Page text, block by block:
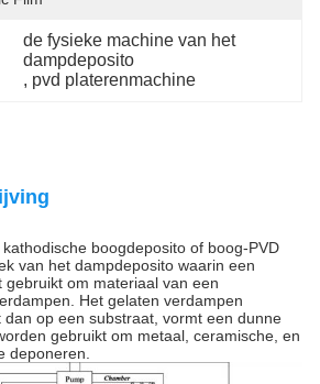
de fysieke machine van het
dampdeposito
, pvd platerenmachine
boogdeposito of boog-PVD
van het dampdeposito waarin een
gebruikt om materiaal van een
Het gelaten verdampen
op een substraat, vormt een dunne
gebruikt om metaal, ceramische, en
deponeren.